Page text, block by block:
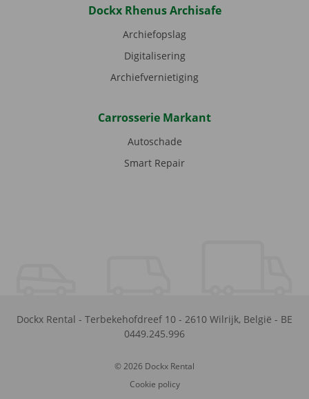
Dockx Rhenus Archisafe
Archiefopslag
Digitalisering
Archiefvernietiging
Carrosserie Markant
Autoschade
Smart Repair
Dockx Rental - Terbekehofdreef 10 - 2610 Wilrijk, België - BE
0449.245.996
© 2026 Dockx Rental
Cookie policy